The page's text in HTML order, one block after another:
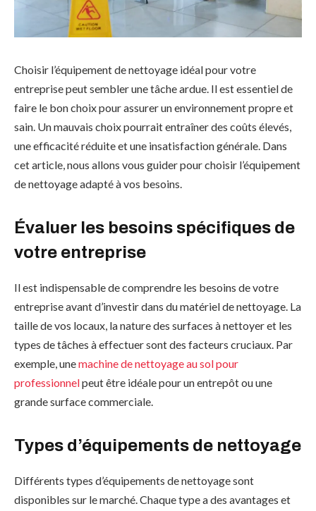
Choisir l’équipement de nettoyage idéal pour votre
entreprise peut sembler une tâche ardue. Il est essentiel de
faire le bon choix pour assurer un environnement propre et
sain. Un mauvais choix pourrait entraîner des coûts élevés,
une efficacité réduite et une insatisfaction générale. Dans
cet article, nous allons vous guider pour choisir l’équipement
de nettoyage adapté à vos besoins.
Évaluer les besoins spécifiques de
votre entreprise
Il est indispensable de comprendre les besoins de votre
entreprise avant d’investir dans du matériel de nettoyage. La
taille de vos locaux, la nature des surfaces à nettoyer et les
types de tâches à effectuer sont des facteurs cruciaux. Par
exemple, unemachine de nettoyage au sol pour
professionnelpeut être idéale pour un entrepôt ou une
grande surface commerciale.
Types d’équipements de nettoyage
Différents types d’équipements de nettoyage sont
disponibles sur le marché. Chaque type a des avantages et